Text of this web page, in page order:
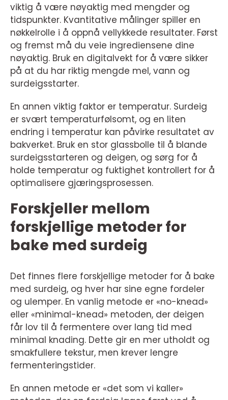
viktig å være nøyaktig med mengder og
tidspunkter. Kvantitative målinger spiller en
nøkkelrolle i å oppnå vellykkede resultater. Først
og fremst må du veie ingrediensene dine
nøyaktig. Bruk en digitalvekt for å være sikker
på at du har riktig mengde mel, vann og
surdeigsstarter.
En annen viktig faktor er temperatur. Surdeig
er svært temperaturfølsomt, og en liten
endring i temperatur kan påvirke resultatet av
bakverket. Bruk en stor glassbolle til å blande
surdeigsstarteren og deigen, og sørg for å
holde temperatur og fuktighet kontrollert for å
optimalisere gjæringsprosessen.
Forskjeller mellom
forskjellige metoder for
bake med surdeig
Det finnes flere forskjellige metoder for å bake
med surdeig, og hver har sine egne fordeler
og ulemper. En vanlig metode er «no-knead»
eller «minimal-knead» metoden, der deigen
får lov til å fermentere over lang tid med
minimal knading. Dette gir en mer utholdt og
smakfullere tekstur, men krever lengre
fermenteringstider.
En annen metode er «det som vi kaller»